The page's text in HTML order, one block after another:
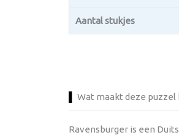
Aantal stukjes
Wat maakt deze
Ravensburger is een